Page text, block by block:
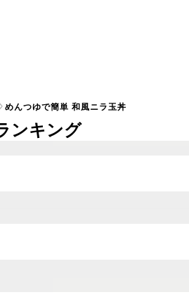
めんつゆで簡単 和風ニラ玉丼
ンキング